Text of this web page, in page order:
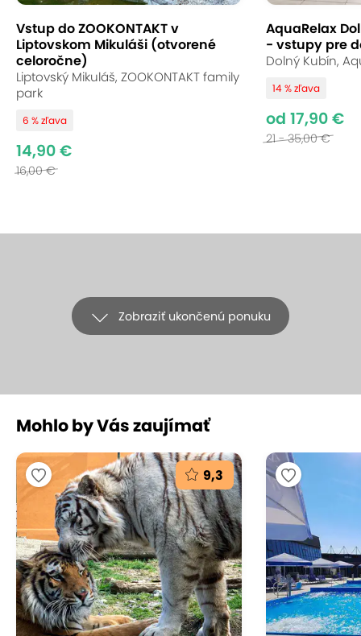
Vstup do ZOOKONTAKT v
Liptovskom Mikuláši (otvorené
celoročne)
Liptovský Mikuláš, ZOOKONTAKT family
park
6 % zľava
14,90 €
16,00 €
AquaRelax
- vstupy pre
Dolný Kubín,
14 % zľava
od 17,90 €
21 - 35,00 €
Zobraziť ukončenú ponuku
+9
Penzión Mlynárka s tradičnou
kuchyňou a zľavou do kúpeľov
Aphrodite
Penzión Mlynárka, Rajecké Teplice (mapa)
U Mlynárky to priam srší tradíciami – od poctivej
slovenskej kuchyne cez štýlové drevené zariadenie
až po nekonečné možnosti turistiky v nádhernej
prírode. Presvedčte sa, že aj naša malá krajina má
Mohlo by Vás zaujímať
9,3